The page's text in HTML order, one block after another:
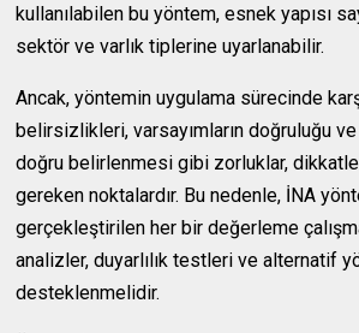
kullanılabilen bu yöntem, esnek yapısı
sektör ve varlık tiplerine uyarlanabilir.
Ancak, yöntemin uygulama sürecinde
belirsizlikleri, varsayımların doğruluğu ve
doğru belirlenmesi gibi zorluklar, dikkatle
gereken noktalardır. Bu nedenle, İNA
gerçekleştirilen her bir değerleme
analizler, duyarlılık testleri ve alternatif
desteklenmelidir.